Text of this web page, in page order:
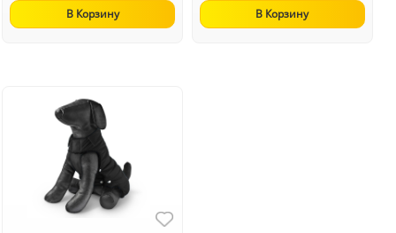
В Корзину В Корзину